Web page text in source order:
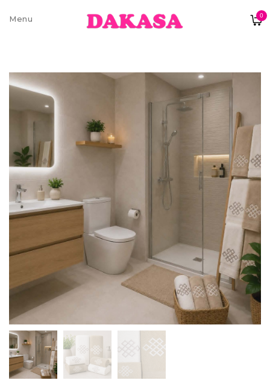
0
Sobre nós
Contatos e moradas
Pagamentos e Envios
Trocas e Devoluções
Termos e condições
Política de Privacidade